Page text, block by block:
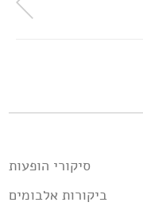
סיקורי הופעות
ביקורות אלבומים